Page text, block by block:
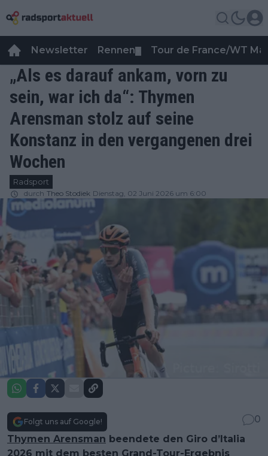
Newsletter Rennen Tour de France/WT
„Als es darauf ankam, vorn zu
sein, war ich da“: Thymen
Arensman stolz auf seine
Konstanz in den vergangenen drei
Wochen
Radsport
durch Theo Stodiek Dienstag, 02 Juni 2026 um 6:00
Folgt uns auf Google!
0
Thymen Arensman beendete den Giro d’Italia
2026 mit dem besten Grand-Tour-Ergebnis